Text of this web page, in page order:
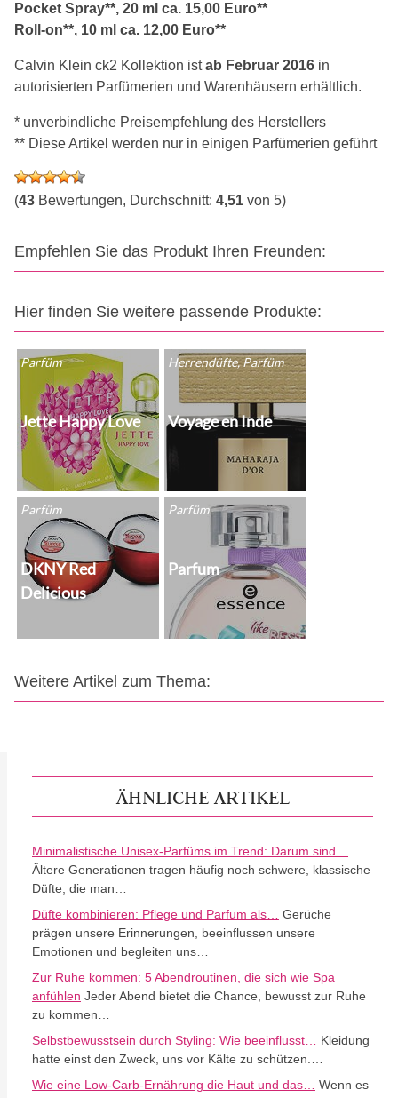
Pocket Spray**, 20 ml ca. 15,00 Euro**
Roll-on**, 10 ml ca. 12,00 Euro**
Calvin Klein ck2 Kollektion istab Februar 2016 in
autorisierten Parfümerien und Warenhäusern erhältlich.
* unverbindliche Preisempfehlung des Herstellers
** Diese Artikel werden nur in einigen Parfümerien geführt
(43 Bewertungen, Durchschnitt: 4,51 von 5)
Empfehlen Sie das Produkt Ihren Freunden:
Hier finden Sie weitere passende Produkte:
Parfüm
Jette Happy Love
Herrendüfte, Parfüm
Voyage en Inde
Parfüm
DKNY Red
Delicious
Parfüm
Parfum
Weitere Artikel zum Thema:
ÄHNLICHE ARTIKEL
Minimalistische Unisex-Parfüms im Trend: Darum sind…
Ältere Generationen tragen häufig noch schwere, klassische
Düfte, die man…
Düfte kombinieren: Pflege und Parfum als…
Gerüche
prägen unsere Erinnerungen, beeinflussen unsere
Emotionen und begleiten uns…
Zur Ruhe kommen: 5 Abendroutinen, die sich wie Spa
anfühlen Jeder Abend bietet die Chance, bewusst zur Ruhe
zu kommen…
Selbstbewusstsein durch Styling: Wie beeinflusst…
Kleidung
hatte einst den Zweck, uns vor Kälte zu schützen.…
Wie eine Low-Carb-Ernährung die Haut und das…
Wenn es